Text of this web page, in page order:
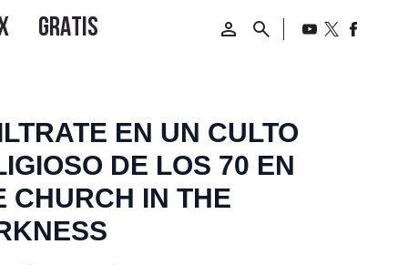
EN UN CULTO
DE LOS 70 EN
CHURCH IN THE